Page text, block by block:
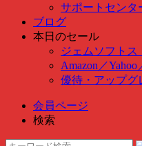
サポートセンタ
ブログ
本日のセール
ジェムソフトス
Amazon ／Yahoo
優待・アップグ
会員ページ
検索